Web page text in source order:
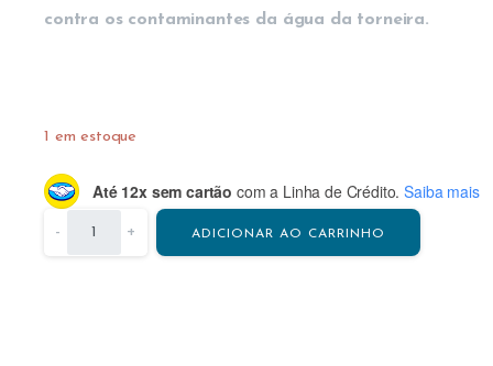
contra os contaminantes da água da torneira.
1 em estoque
Até 12x sem cartão com a Linha de Crédito. Saiba mais
- + ADICIONAR AO CARRINHO